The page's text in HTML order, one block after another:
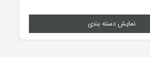
نمایش دسته بندی